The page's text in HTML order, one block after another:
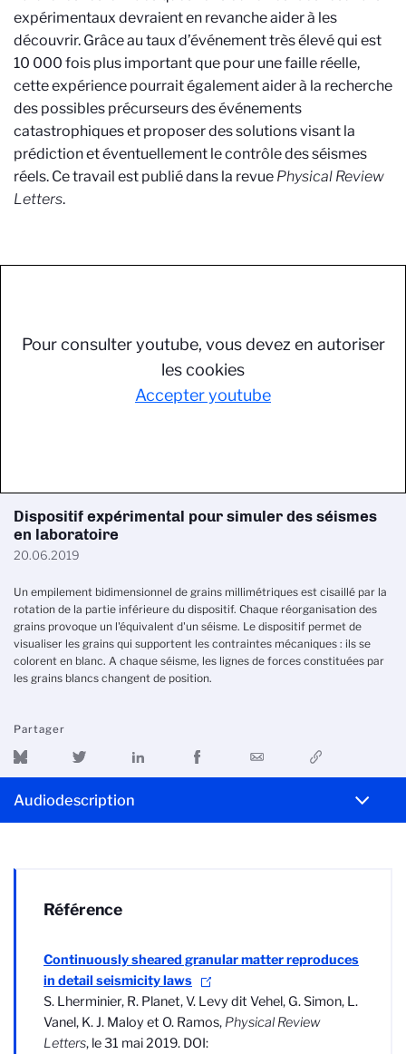
expérimentaux devraient en revanche aider à les
découvrir. Grâce au taux d’événement très élevé qui est
10 000 fois plus important que pour une faille réelle,
cette expérience pourrait également aider à la recherche
des possibles précurseurs des événements
catastrophiques et proposer des solutions visant la
prédiction et éventuellement le contrôle des séismes
réels. Ce travail est publié dans la revue Physical Review
Letters.
Pour consulter youtube, vous devez en autoriser
les cookies
Accepter youtube
Dispositif expérimental pour simuler des séismes
en laboratoire
20.06.2019
Un empilement bidimensionnel de grains millimétriques est cisaillé par la
rotation de la partie inférieure du dispositif. Chaque réorganisation des
grains provoque un l'équivalent d'un séisme. Le dispositif permet de
visualiser les grains qui supportent les contraintes mécaniques : ils se
colorent en blanc. A chaque séisme, les lignes de forces constituées par
les grains blancs changent de position.
Partager
Audiodescription
Référence
Continuously sheared granular matter reproduces
in detail seismicity laws
S. Lherminier, R. Planet, V. Levy dit Vehel, G. Simon, L.
Vanel, K. J. Maloy et O. Ramos, Physical Review
Letters, le 31 mai 2019. DOI: